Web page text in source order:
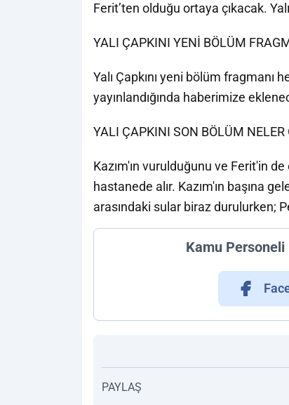
Ferit’ten olduğu ortaya çıkacak.
YALI ÇAPKINI YENİ BÖLÜM
Yalı Çapkını yeni bölüm fragmanı
yayınlandığında haberimize
YALI ÇAPKINI SON BÖLÜM NELER
Kazım'ın vurulduğunu ve Ferit'in
hastanede alır. Kazım'ın başına
arasındaki sular biraz durulurken;
Kamu
PAYLAŞ